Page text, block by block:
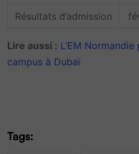
Résultats d’admission
Lire aussi : L’EM
campus à Dubaï
Tags: